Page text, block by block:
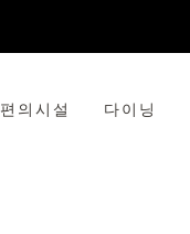
편의시설 다이닝